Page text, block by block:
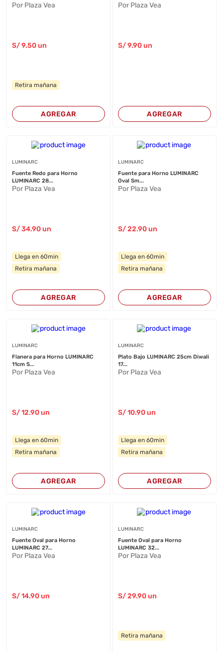
Por Plaza Vea
S/9.50 un
Retira mañana
AGREGAR
Por Plaza Vea
S/9.90un
AGREGAR
LUMINARC
Fuente Redo para Horno
LUMINARC 28...
Por Plaza Vea
S/34.90 un
Llega en 60min
Retira mañana
AGREGAR
LUMINARC
Fuente para Horno LUMINARC
Oval Sm...
Por Plaza Vea
S/22.90un
Llega en 60min
Retira mañana
AGREGAR
LUMINARC
Flanera para Horno LUMINARC
11cm S...
Por Plaza Vea
S/12.90 un
Llega en 60min
Retira mañana
AGREGAR
LUMINARC
Plato Bajo LUMINARC 25cm Diwali
17...
Por Plaza Vea
S/10.90un
Llega en 60min
Retira mañana
AGREGAR
LUMINARC
Fuente Oval para Horno
LUMINARC 27...
Por Plaza Vea
S/14.90 un
LUMINARC
Fuente Oval para Horno
LUMINARC 32...
Por Plaza Vea
S/29.90un
Retira mañana